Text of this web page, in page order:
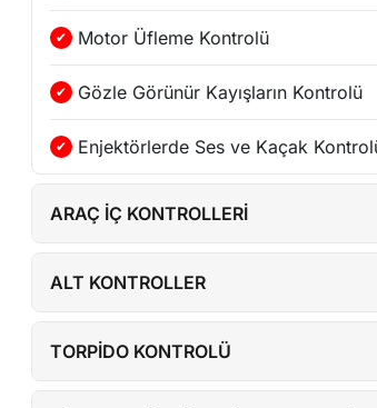
Motor Üfleme Kontrolü
Gözle Görünür Kayışların Kontrolü
Enjektörlerde Ses ve Kaçak
ARAÇ İÇ KONTROLLERİ
ALT KONTROLLER
TORPİDO KONTROLÜ